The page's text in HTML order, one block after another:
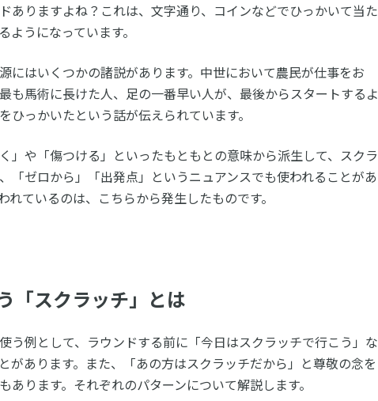
ありますよね？これは、文字通り、コインなどでひっかいて当た
ようになっています。
にはいくつかの諸説があります。中世において農民が仕事をお
も馬術に長けた人、足の一番早い人が、最後からスタートするよ
ひっかいたという話が伝えられています。
」や「傷つける」といったもともとの意味から派生して、スクラ
「ゼロから」「出発点」というニュアンスでも使われることがあ
れているのは、こちらから発生したものです。
「スクラッチ」とは
う例として、ラウンドする前に「今日はスクラッチで行こう」な
があります。また、「あの方はスクラッチだから」と尊敬の念を
あります。それぞれのパターンについて解説します。